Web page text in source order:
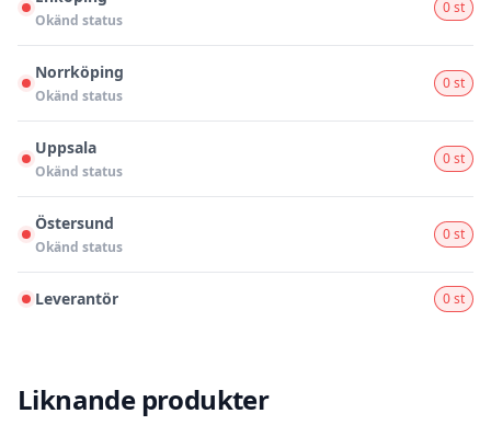
Okänd status
0 st
Norrköping
Okänd status
0 st
Uppsala
Okänd status
0 st
Östersund
Okänd status
0 st
Leverantör 0 st
Liknande produkter